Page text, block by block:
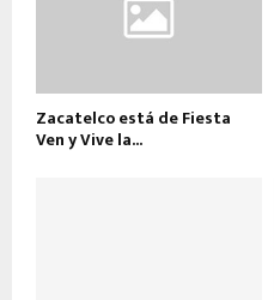
Zacatelco está de Fiesta
Ven y Vive la...